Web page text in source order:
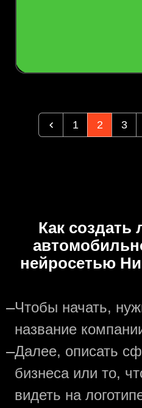
1 2 3
Как создать
нейросетью
—Чтобы начать,
название
—Далее, описать
бизнеса или то,
видеть на